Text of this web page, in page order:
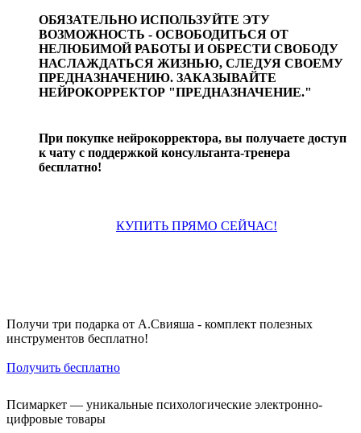
ОБЯЗАТЕЛЬНО ИСПОЛЬЗУЙТЕ ЭТУ
ВОЗМОЖНОСТЬ - ОСВОБОДИТЬСЯ ОТ
НЕЛЮБИМОЙ РАБОТЫ И ОБРЕСТИ СВОБОДУ
НАСЛАЖДАТЬСЯ ЖИЗНЬЮ, СЛЕДУЯ СВОЕМУ
ПРЕДНАЗНАЧЕНИЮ. ЗАКАЗЫВАЙТЕ
НЕЙРОКОРРЕКТОР "ПРЕДНАЗНАЧЕНИЕ."
При покупке нейрокорректора, вы получаете доступ
к чату с поддержкой консультанта-тренера
бесплатно!
КУПИТЬ ПРЯМО СЕЙЧАС!
Получи три подарка от А.Свияша - комплект полезных
инструментов бесплатно!
Получить бесплатно
Псимаркет — уникальные психологические электронно-
цифровые товары